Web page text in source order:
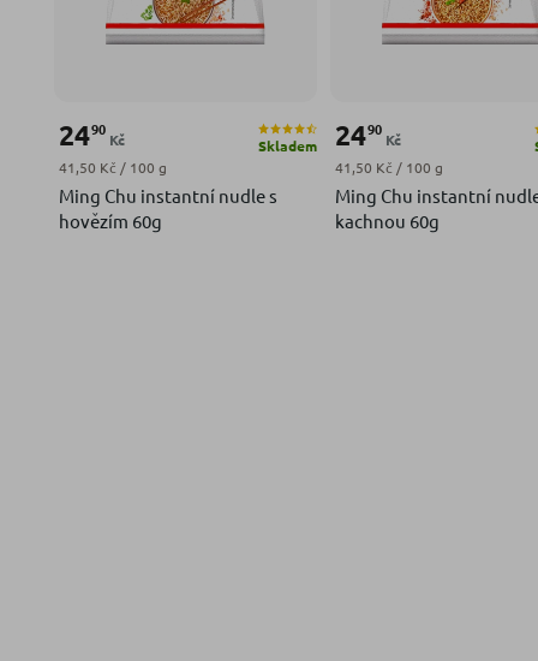
Ming Chu instantní nudle s
hovězím 60g
Skladem
2490
Kč
Měrná cena:
41,50 Kč / 100 g
Ming Chu instantní
kachnou 60g
2490
Kč
Měrná cena:
41,50 Kč / 100 g